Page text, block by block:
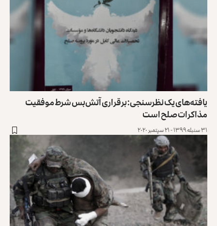
یافته‌های یک نظرسنجی: برقراری آتش‌بس شرط موفقیت
مذاکرات صلح است
۳۱ سنبله ۱۳۹۹ - ۲۱ سپتمبر ۲۰۲۰